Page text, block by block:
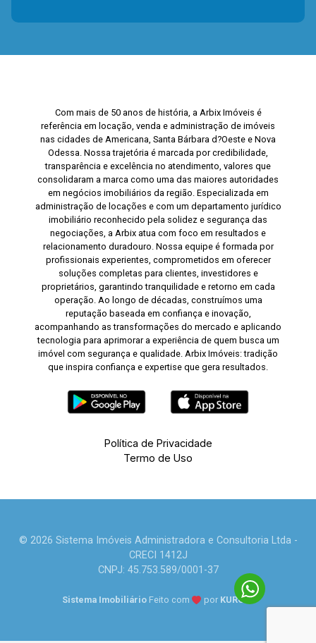
Com mais de 50 anos de história, a Arbix Imóveis é
referência em locação, venda e administração de imóveis
nas cidades de Americana, Santa Bárbara d?Oeste e Nova
Odessa. Nossa trajetória é marcada por credibilidade,
transparência e excelência no atendimento, valores que
consolidaram a marca como uma das maiores autoridades
em negócios imobiliários da região. Especializada em
administração de locações e com um departamento jurídico
imobiliário reconhecido pela solidez e segurança das
negociações, a Arbix atua com foco em resultados e
relacionamento duradouro. Nossa equipe é formada por
profissionais experientes, comprometidos em oferecer
soluções completas para clientes, investidores e
proprietários, garantindo tranquilidade e retorno em cada
operação. Ao longo de décadas, construímos uma
reputação baseada em confiança e inovação,
acompanhando as transformações do mercado e aplicando
tecnologia para aprimorar a experiência de quem busca um
imóvel com segurança e qualidade. Arbix Imóveis: tradição
que inspira confiança e expertise que gera resultados.
Política de Privacidade
Termo de Uso
© 2026 Sistema Imóveis Administradora e Consultoria Ltda -
CRECI 1412J
CNPJ: 45.753.589/0001-37
Sistema Imobiliário Feito com por KUROLE